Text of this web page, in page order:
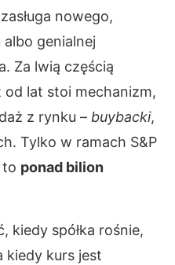
nowego,
genialnej
Za lwią częścią
lat stoi mechanizm,
z rynku – buybacki,
Tylko w ramach S&P
to ponad bilion
kiedy spółka rośnie,
kiedy kurs jest